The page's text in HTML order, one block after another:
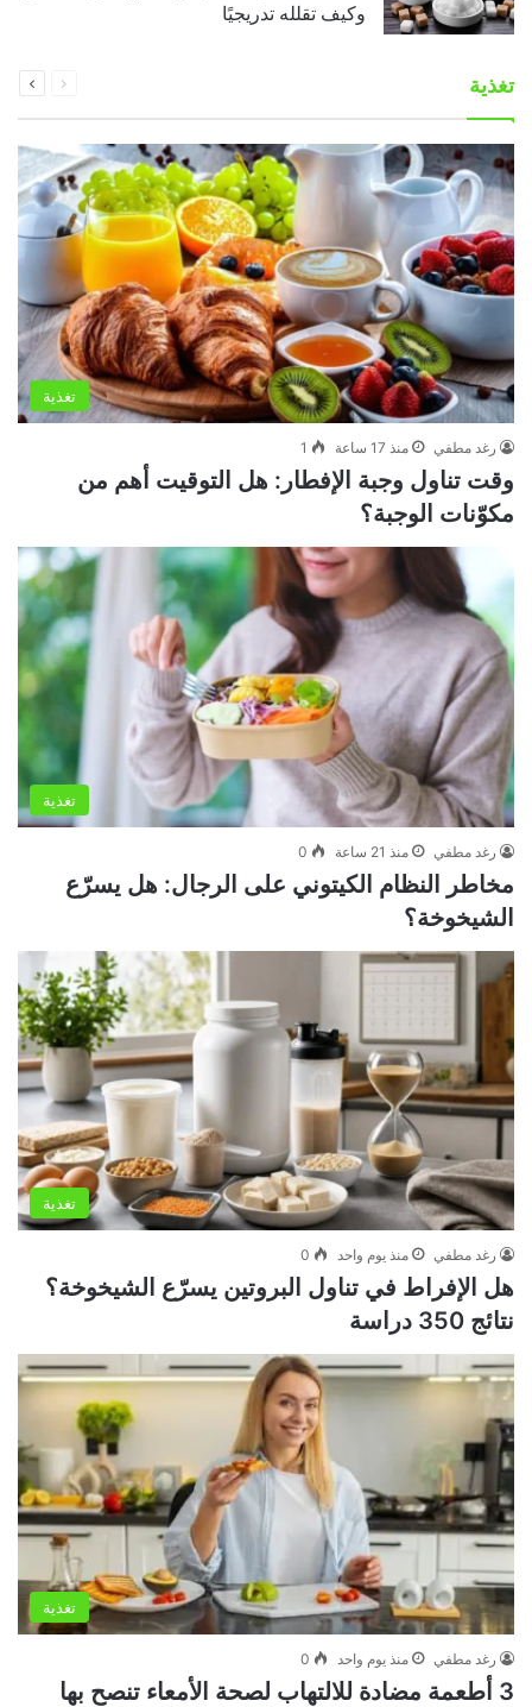
وكيف تقلله تدريجيًا
تغذية الصفحةالصفحة
تغذية
رغد مطفي منذ 17 ساعة 1
وقت تناول وجبة الإفطار: هل التوقيت أهم من
مكوّنات الوجبة؟
تغذية
رغد مطفي منذ 21 ساعة 0
مخاطر النظام الكيتوني على الرجال: هل يسرّع
الشيخوخة؟
تغذية
رغد مطفي منذ يوم واحد 0
هل الإفراط في تناول البروتين يسرّع الشيخوخة؟
نتائج 350 دراسة
تغذية
رغد مطفي منذ يوم واحد 0
3 أطعمة مضادة للالتهاب لصحة الأمعاء تنصح بها